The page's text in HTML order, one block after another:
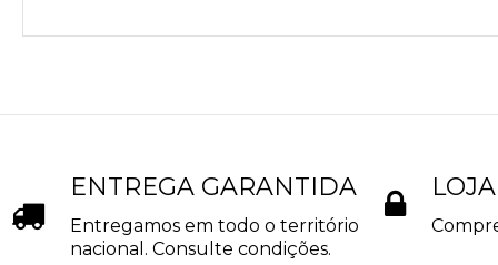
ENTREGA GARANTIDA
Entregamos em todo o território
nacional. Consulte condições.